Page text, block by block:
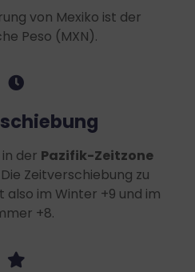
von Mexiko ist der
Peso (MXN).
der Pazifik-Zeitzone
Zeitverschiebung zu
im Winter +9 und im
+8.